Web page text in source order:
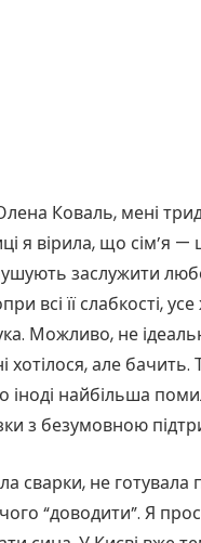
Коваль, мені
я вірила, що сім’я —
заслужити
всі її слабкості,
Можливо, не
хотілося, але бачить.
іноді найбільша
з безумовною
сварки, не
“доводити”. Я